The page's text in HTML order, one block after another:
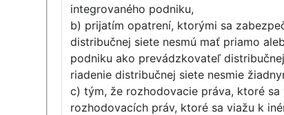
integrovaného podniku,
b) prijatím opatrení, ktorými sa
distribučnej siete nesmú mať priamo
podniku ako prevádzkovateľ
riadenie distribučnej siete nesmie
c) tým, že rozhodovacie práva, ktoré
rozhodovacích práv, ktoré sa viažu k